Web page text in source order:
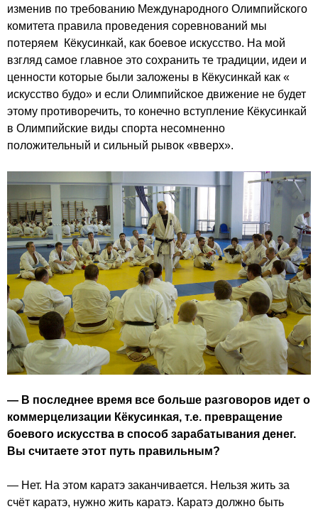
изменив по требованию Международного Олимпийского
комитета правила проведения соревнований мы
потеряем Кёкусинкай, как боевое искусство. На мой
взгляд самое главное это сохранить те традиции, идеи и
ценности которые были заложены в Кёкусинкай как «
искусство будо» и если Олимпийское движение не будет
этому противоречить, то конечно вступление Кёкусинкай
в Олимпийские виды спорта несомненно
положительный и сильный рывок «вверх».
— В последнее время все больше разговоров идет о
коммерцелизации Кёкусинкая, т.е. превращение
боевого искусства в способ зарабатывания денег.
Вы считаете этот путь правильным?
— Нет. На этом каратэ заканчивается. Нельзя жить за
счёт каратэ, нужно жить каратэ. Каратэ должно быть